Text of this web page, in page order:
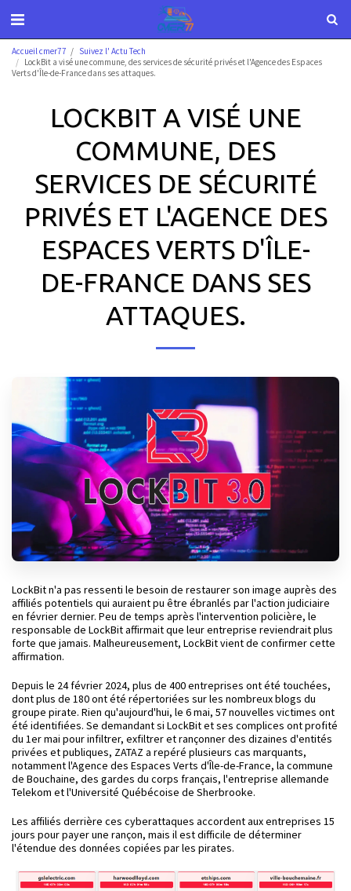
Accueil cmer77
Suivez l' Actu Tech
LockBit a visé une commune, des services de sécurité privés et l'Agence des Espaces
Verts d'Île-de-France dans ses attaques.
LOCKBIT A VISÉ UNE
COMMUNE, DES
SERVICES DE SÉCURITÉ
PRIVÉS ET L'AGENCE DES
ESPACES VERTS D'ÎLE-
DE-FRANCE DANS SES
ATTAQUES.
LockBit n'a pas ressenti le besoin de restaurer son image auprès des
affiliés potentiels qui auraient pu être ébranlés par l'action judiciaire
en février dernier. Peu de temps après l'intervention policière, le
responsable de LockBit affirmait que leur entreprise reviendrait plus
forte que jamais. Malheureusement, LockBit vient de confirmer cette
affirmation.
Depuis le 24 février 2024, plus de 400 entreprises ont été touchées,
dont plus de 180 ont été répertoriées sur les nombreux blogs du
groupe pirate. Rien qu'aujourd'hui, le 6 mai, 57 nouvelles victimes ont
été identifiées. Se demandant si LockBit et ses complices ont profité
du 1er mai pour infiltrer, exfiltrer et rançonner des dizaines d'entités
privées et publiques, ZATAZ a repéré plusieurs cas marquants,
notamment l'Agence des Espaces Verts d'Île-de-France, la commune
de Bouchaine, des gardes du corps français, l'entreprise allemande
Telekom et l'Université Québécoise de Sherbrooke.
Les affiliés derrière ces cyberattaques accordent aux entreprises 15
jours pour payer une rançon, mais il est difficile de déterminer
l'étendue des données copiées par les pirates.